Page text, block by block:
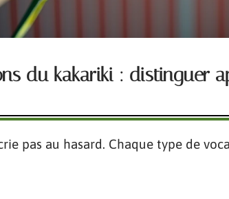
du kakariki : distinguer
pas au hasard. Chaque type de